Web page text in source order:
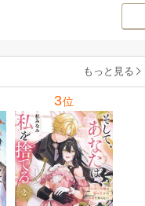
もっと見る
3位